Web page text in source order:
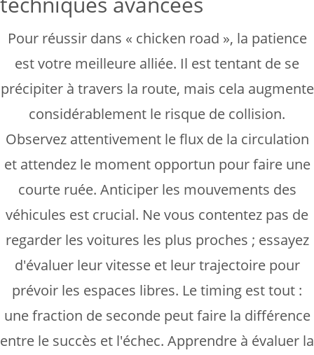
Pour réussir dans « chicken road », la patience
est votre meilleure alliée. Il est tentant de se
précipiter à travers la route, mais cela augmente
considérablement le risque de collision.
Observez attentivement le flux de la circulation
et attendez le moment opportun pour faire une
courte ruée. Anticiper les mouvements des
véhicules est crucial. Ne vous contentez pas de
regarder les voitures les plus proches ; essayez
d'évaluer leur vitesse et leur trajectoire pour
prévoir les espaces libres. Le timing est tout :
une fraction de seconde peut faire la différence
entre le succès et l'échec. Apprendre à évaluer la